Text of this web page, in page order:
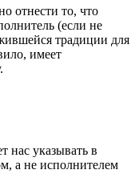
отнести то, что
(если не
традиции для
имеет
нас указывать в
а не исполнителем